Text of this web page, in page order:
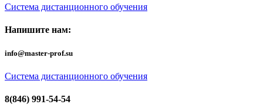
Система дистанционного обучения
Напишите нам:
info@master-prof.su
Система дистанционного обучения
8(846) 991-54-54